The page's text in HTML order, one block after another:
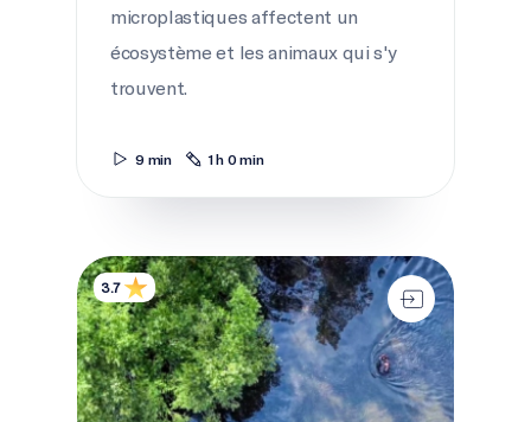
microplastiques affectent un
écosystème et les animaux qui s'y
trouvent.
9 min 1 h 0 min
Qu'est-ce qu'il y a dans l'eau?
3.7